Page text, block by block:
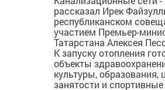
рассказал Ирек
республиканском
участием Премьер-
Татарстана Алексея
К запуску отопления
объекты
культуры, образования,
занятости и спортивные